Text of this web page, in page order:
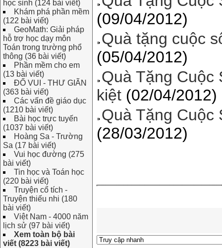
học sinh (124 bài viết)
Khám phá phần mềm
(122 bài viết)
GeoMath: Giải pháp
hỗ trợ học dạy môn
Toán trong trường phổ
thông (36 bài viết)
Phần mềm cho em
(13 bài viết)
ĐỐ VUI - THƯ GIÃN
(363 bài viết)
Các vấn đề giáo dục
(1210 bài viết)
Bài học trực tuyến
(1037 bài viết)
Hoàng Sa - Trường
Sa (17 bài viết)
Vui học đường (275
bài viết)
Tin học và Toán học
(220 bài viết)
Truyện cổ tích -
Truyện thiếu nhi (180
bài viết)
Việt Nam - 4000 năm
lịch sử (97 bài viết)
Xem toàn bộ bài
viết (8223 bài viết)
(09/04/2012)
Quà tặng cuộc
(05/04/2012)
Quà Tặng Cuộc
kiệt (02/04/2012)
Quà Tặng Cuộc
(28/03/2012)